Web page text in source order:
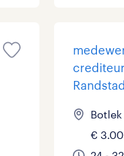
Randstad
€